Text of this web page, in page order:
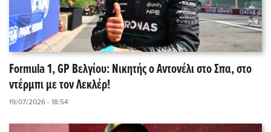
Formula 1, GP Βελγίου: Νικητής ο Αντονέλι στο Σπα, στο
ντέρμπι με τον Λεκλέρ!
19/07/2026 - 18:54